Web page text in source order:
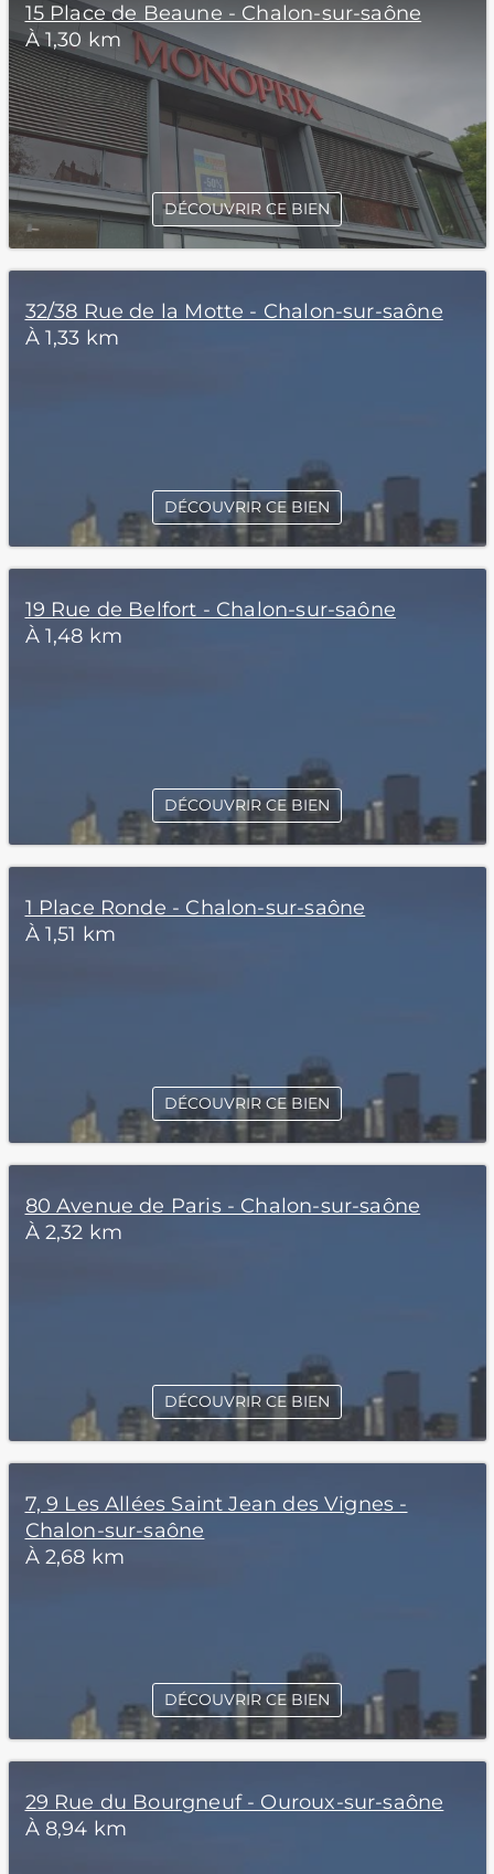
15 Place de Beaune - Chalon-sur-saône
À 1,30 km
DÉCOUVRIR CE BIEN
32/38 Rue de la Motte - Chalon-sur-saône
À 1,33 km
DÉCOUVRIR CE BIEN
19 Rue de Belfort - Chalon-sur-saône
À 1,48 km
DÉCOUVRIR CE BIEN
1 Place Ronde - Chalon-sur-saône
À 1,51 km
DÉCOUVRIR CE BIEN
80 Avenue de Paris - Chalon-sur-saône
À 2,32 km
DÉCOUVRIR CE BIEN
7, 9 Les Allées Saint Jean des Vignes -
Chalon-sur-saône
À 2,68 km
DÉCOUVRIR CE BIEN
29 Rue du Bourgneuf - Ouroux-sur-saône
À 8,94 km